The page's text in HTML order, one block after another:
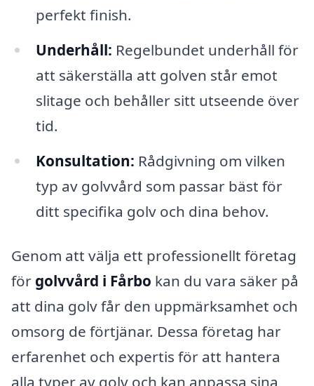
perfekt finish.
Underhåll: Regelbundet underhåll för
att säkerställa att golven står emot
slitage och behåller sitt utseende över
tid.
Konsultation: Rådgivning om vilken
typ av golvvård som passar bäst för
ditt specifika golv och dina behov.
Genom att välja ett professionellt företag
för golvvård i Fårbo kan du vara säker på
att dina golv får den uppmärksamhet och
omsorg de förtjänar. Dessa företag har
erfarenhet och expertis för att hantera
alla typer av golv och kan anpassa sina